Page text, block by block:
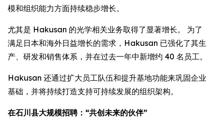
模和组织能力方面持续稳步增长。
尤其是 Hakusan 的光学相关业务取得了显著增长。 为了
满足日本和海外日益增长的需求，Hakusan 已强化了其生
产、研发和销售体系，并在过去一年中新增约 40 名员工。
Hakusan 还通过扩大员工队伍和提升基地功能来巩固企业
基础，并将持续打造支持可持续发展的组织架构。
在石川县大规模招聘：“共创未来的伙伴”